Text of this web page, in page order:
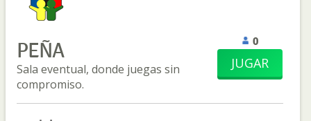
PEÑA
Sala eventual, donde juegas sin
compromiso.
0
JUGAR